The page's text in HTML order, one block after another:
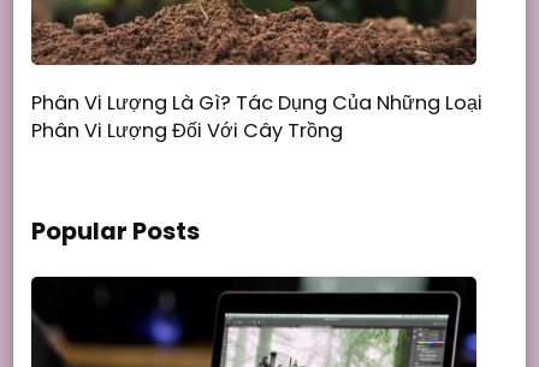
Phân Vi Lượng Là Gì? Tác Dụng Của Những Loại
Phân Vi Lượng Đối Với Cây Trồng
Popular Posts